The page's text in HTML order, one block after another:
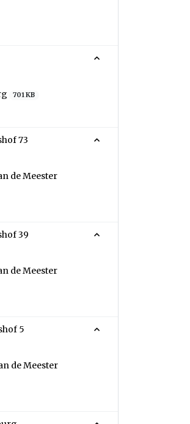
701 KB
Bosmanshof 73
de Meester
Bosmanshof 39
de Meester
Bosmanshof 5
de Meester